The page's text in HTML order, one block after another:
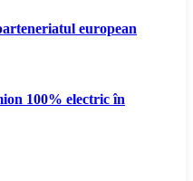
european
100% electric în